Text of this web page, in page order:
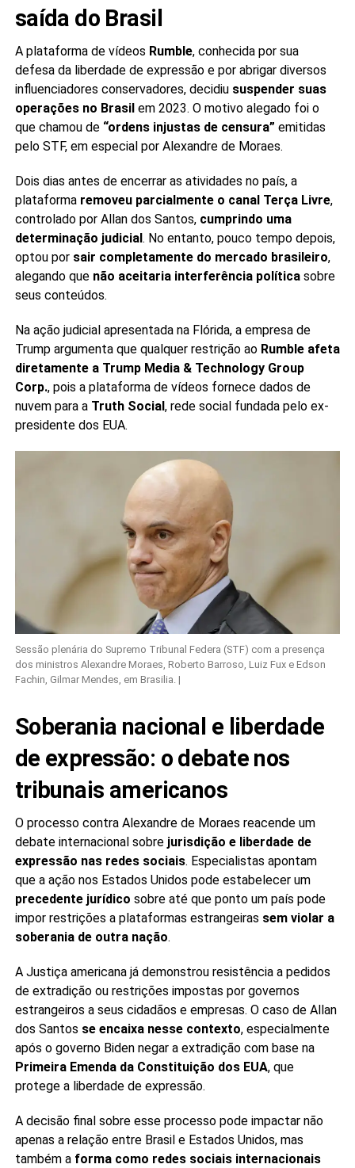
saída do Brasil
A plataforma de vídeos Rumble, conhecida por sua
defesa da liberdade de expressão e por abrigar diversos
influenciadores conservadores, decidiu suspender suas
operações no Brasilem 2023. O motivo alegado foi o
que chamou de “ordens injustas de censura” emitidas
pelo STF, em especial por Alexandre de Moraes.
Dois dias antes de encerrar as atividades no país, a
plataforma removeu parcialmente o canal Terça Livre,
controlado por Allan dos Santos, cumprindo uma
determinação judicial. No entanto, pouco tempo depois,
optou por sair completamente do mercado brasileiro,
alegando que não aceitaria interferência políticasobre
seus conteúdos.
Na ação judicial apresentada na Flórida, a empresa de
Trump argumenta que qualquer restrição ao Rumble afeta
diretamente a Trump Media & Technology Group
Corp., pois a plataforma de vídeos fornece dados de
nuvem para a Truth Social, rede social fundada pelo ex-
presidente dos EUA.
Sessão plenária do Supremo Tribunal Federa (STF) com a presença
dos ministros Alexandre Moraes, Roberto Barroso, Luiz Fux e Edson
Fachin, Gilmar Mendes, em Brasilia. |
Soberania nacional e liberdade
de expressão: o debate nos
tribunais americanos
O processo contra Alexandre de Moraes reacende um
debate internacional sobre jurisdição e liberdade de
expressão nas redes sociais. Especialistas apontam
que a ação nos Estados Unidos pode estabelecer um
precedente jurídico sobre até que ponto um país pode
impor restrições a plataformas estrangeiras sem violar a
soberania de outra nação.
A Justiça americana já demonstrou resistência a pedidos
de extradição ou restrições impostas por governos
estrangeiros a seus cidadãos e empresas. O caso de Allan
dos Santos se encaixa nesse contexto, especialmente
após o governo Biden negar a extradição com base na
Primeira Emenda da Constituição dos EUA, que
protege a liberdade de expressão.
A decisão final sobre esse processo pode impactar não
apenas a relação entre Brasil e Estados Unidos, mas
também a forma como redes sociais internacionais